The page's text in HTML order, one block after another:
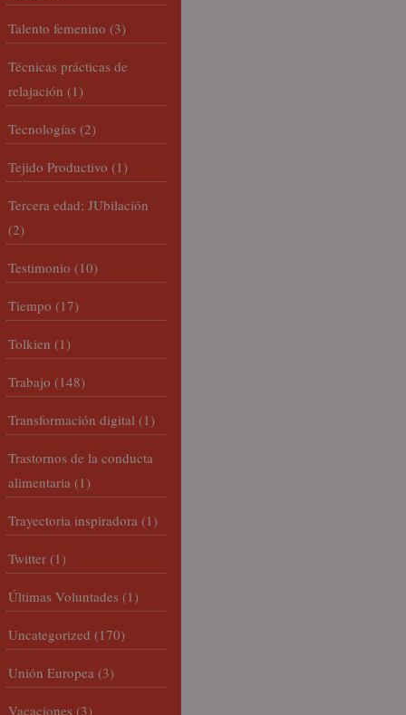
Talento femenino (3)
Técnicas prácticas de
relajación (1)
Tecnologías (2)
Tejido Productivo (1)
Tercera edad; JUbilación
(2)
Testimonio (10)
Tiempo (17)
Tolkien (1)
Trabajo (148)
Transformación digital (1)
Trastornos de la conducta
alimentaria (1)
Trayectoria inspiradora (1)
Twitter (1)
Últimas Voluntades (1)
Uncategorized (170)
Unión Europea (3)
Vacaciones (3)